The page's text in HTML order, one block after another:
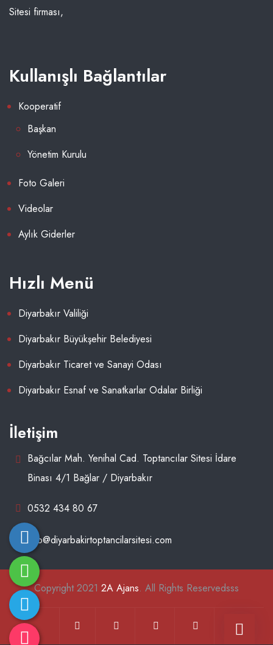
Sitesi firması,
Kullanışlı Bağlantılar
Kooperatif
Başkan
Yönetim Kurulu
Foto Galeri
Videolar
Aylık Giderler
Hızlı Menü
Diyarbakır Valiliği
Diyarbakır Büyükşehir Belediyesi
Diyarbakır Ticaret ve Sanayi Odası
Diyarbakır Esnaf ve Sanatkarlar Odalar Birliği
İletişim
Bağcılar Mah. Yenihal Cad. Toptancılar Sitesi İdare
Binası 4/1 Bağlar / Diyarbakır
0532 434 80 67
info@diyarbakirtoptancilarsitesi.com
Copyright 2021 2A Ajans. All Rights Reservedsss